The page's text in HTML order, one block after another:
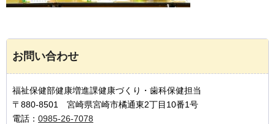
お問い合わせ
福祉保健部健康増進課健康づくり・歯科保健担当
〒880-8501 宮崎県宮崎市橘通東2丁目10番1号
電話： 0985-26-7078